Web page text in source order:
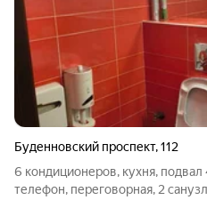
Буденновский проспект,112
6 кондиционеров, кухня, подвал
телефон, переговорная, 2